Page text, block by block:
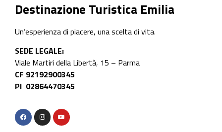
Destinazione Turistica Emilia
Un’esperienza di piacere, una scelta di vita.
SEDE LEGALE:
Viale Martiri della Libertà, 15 – Parma
CF 92192900345
PI 02864470345